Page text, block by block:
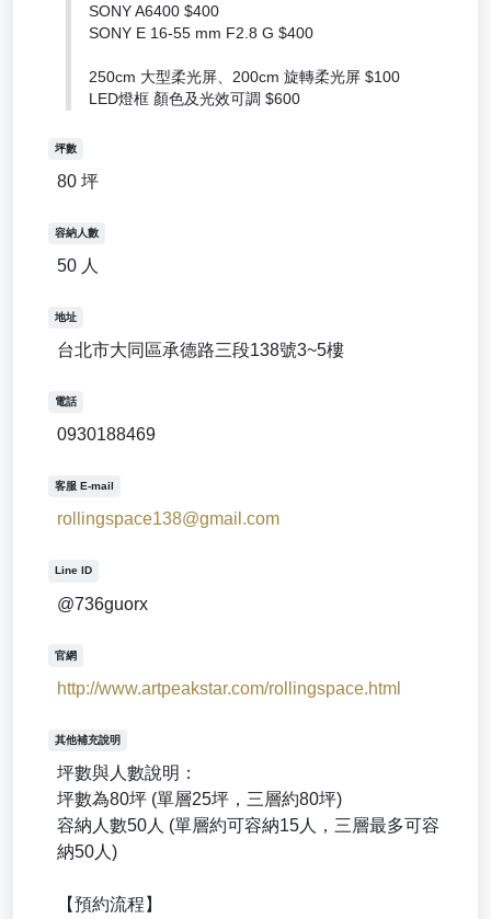
SONY A6400 $400
SONY E 16-55 mm F2.8 G $400
250cm 大型柔光屏、200cm 旋轉柔光屏 $100
LED燈框 顏色及光效可調 $600
坪數
80 坪
容納人數
50 人
地址
台北市大同區承德路三段138號3~5樓
電話
0930188469
客服 E-mail
rollingspace138@gmail.com
Line ID
@736guorx
官網
http://www.artpeakstar.com/rollingspace.html
其他補充說明
坪數與人數說明：
坪數為80坪 (單層25坪，三層約80坪)
容納人數50人 (單層約可容納15人，三層最多可容
納50人)
【預約流程】